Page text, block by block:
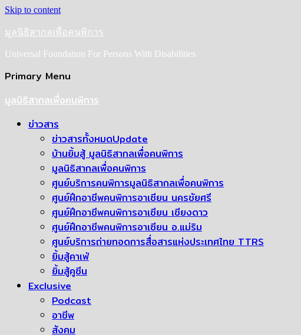
Skip to content
มูลนิธิสากลเพื่อคนพิการ
Universal Foundation For Persons With Disabilities
Primary Menu
มูลนิธิสากลเพื่อคนพิการ
ข่าวสาร
ข่าวสารทั้งหมดUpdate
บ้านยิ้มสู้ มูลนิธิสากลเพื่อคนพิการ
มูลนิธิสากลเพื่อคนพิการ
ศูนย์บริการคนพิการมูลนิธิสากลเพื่อคนพิการ
ศูนย์ฝึกอาชีพคนพิการอาเซียน นครชัยศรี
ศูนย์ฝึกอาชีพคนพิการอาเซียน เชียงดาว
ศูนย์ฝึกอาชีพคนพิการอาเซียน อ.แม่ริม
ศูนย์บริการถ่ายทอดการสื่อสารแห่งประเทศไทย TTRS
ยิ้มสู้คาเฟ่
ยิ้มสู้คูซีน
Exclusive
Podcast
อาชีพ
สังคม